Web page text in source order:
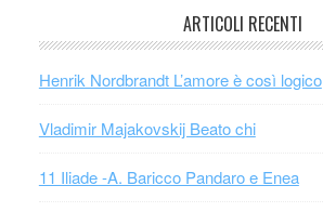
ARTICOLI RECENTI
Henrik Nordbrandt L’amore è così logico
Vladimir Majakovskij Beato chi
11 Iliade -A. Baricco Pandaro e Enea